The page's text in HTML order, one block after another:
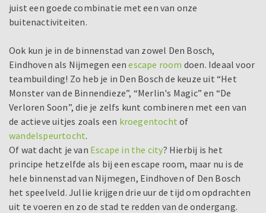
juist een goede combinatie met een van onze
buitenactiviteiten.
Ook kun je in de binnenstad van zowel Den Bosch,
Eindhoven als Nijmegen eenescape room doen. Ideaal voor
teambuilding! Zo heb je in Den Bosch de keuze uit “Het
Monster van de Binnendieze”, “Merlin's Magic” en “De
Verloren Soon”, die je zelfs kunt combineren met een van
de actieve uitjes zoals een kroegentocht of
wandelspeurtocht.
Of wat dacht je van Escape in the city? Hierbij is het
principe hetzelfde als bij een escape room, maar nu is de
hele binnenstad van Nijmegen, Eindhoven of Den Bosch
het speelveld. Jullie krijgen drie uur de tijd om opdrachten
uit te voeren en zo de stad te redden van de ondergang.